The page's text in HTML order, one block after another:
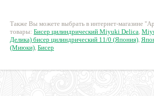
Также Вы можете выбрать в интернет-магазине
товары: Бисер цилиндрический Miyuki Delica,
Делика) бисер цилиндрический 11/0 (Япония),
(Миюки), Бисер